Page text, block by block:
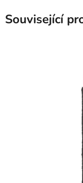
Související